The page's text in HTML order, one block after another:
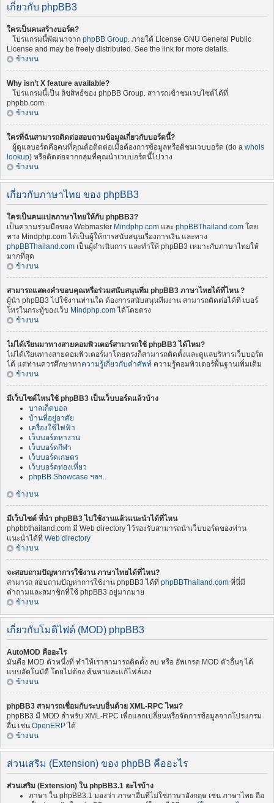
เกี่ยวกับ phpBB3
ใครเป็นคนสร้างบอร์ด?
โปรแกรมนี้พัฒนาจาก phpBB Group. ภายใต้ License GNU General Public
License and may be freely distributed. See the link for more details.
ข้างบน
Why isn’t X feature available?
โปรแกรมนี้เป็น ลิขสิทธ์ของ phpBB Group. สาารถเข้าชมเวบไซต์ได้ที่
phpbb.com.
ข้างบน
ใครที่ฉันสามารถติดต่อสอบถามข้อมูลเกี่ยวกับบอร์ดนี้?
ผู้ดูแลบอร์ดคือคนที่คุณต้อติดต่อเมื่อต้องการข้อมูลหรือติชมเวบบอร์ด (do a whois
lookup) หรือติดต่อจากกลุ่มที่คุณนำเวบบอร์ดนี้ไปวาง
ข้างบน
เกี่ยวกับภาษาไทย ของ phpBB3
ใครเป็นคนแปลภาษาไทยให้กับ phpBB3?
เป็นความร่วมมือของ Webmaster Mindphp.com และ phpBBThailand.com โดย
ทาง Mindphp.com ได้เป็นผู้ให้การสนับสนุนเรื่องการเงิน และทาง
phpBBThailand.com เป็นผู้ดำเนินการ และทำให้ phpBB3 เหมาะกับภาษาไทยให้
มากที่สุด
ข้างบน
สามารถแสดงคำขอบคุณหรือร่วมสนับสนุนทีม phpBB3 ภาษาไทยได้ที่ไหน ?
ผู้นำ phpBB3 ไปใช้งานท่านใด ต้องการสนับสนุนทีมงาน สามารถติดต่อได้ที่ เบอร์
โทรในกระทู้ของเว็บ Mindphp.com ได้โดยตรง
ข้างบน
ไม่ได้เรียนมาทางสายคอมพิวเตอร์สามารถใช้ phpBB3 ได้ไหม?
ไม่ได้เรียนทางสายคอมพิวเตอร์มาโดยตรงก็สามารถติดตั้งและดูแลบริหารเว็บบอร์ด
ได้ แต่ท่านควรศึกษาหาความรู้เกี่ยวกับคำศัพท์ ความรู้คอมพิวเตอร์พื้นฐานเพิ่มเติม
ข้างบน
มีเว็บไซต์ไหนใช้ phpBB3 เป็นเว็บบอร์ดแล้วบ้าง
บาลเก็ตบอล
บ้านที่อยู่อาศัย
เครื่องใช้ไฟฟ้า
เว็บบอร์ดหางาน
เว็บบอร์ดกีฬา
เว็บบอร์ดเกษตร
เว็บบอร์ดท่องเที่ยว
phpBB Showcase ฯลฯ..
ข้างบน
มีเว็บไซต์ ที่นำ phpBB3 ไปใช้งานแล้วแนะนำได้ที่ไหน
phpbbthailand.com มี Web directory ไว้รองรับสามารถนำเว็บบอร์ดของท่าน
แนะนำได้ที่ Web directory
ข้างบน
จะสอบถามปัญหาการใช้งาน ภาษาไทยได้ที่ไหน?
สามารถ สอบถามปัญหาการใช้งาน phpBB3 ได้ที่ phpBBThailand.com ที่นี่มี
คำถามและสมาชิกที่ใช้ phpBB3 อยู่มากมาย
ข้างบน
เกี่ยวกับโมดิไฟด์ (MOD) phpBB3
AutoMOD คืออะไร
มันคือ MOD ตัวหนึ่งที่ ทำให้เราสามารถติดตั้ง ลบ หรือ อัพเกรด MOD ตัวอื่นๆ ได้
แบบอัตโนมัตื โดยไม่ต้อง ค้นหาและแก้ไฟล์เอง
ข้างบน
phpBB3 สามารถเชื่อมกับระบบอื่นด้วย XML-RPC ไหม?
phpBB3 มี MOD สำหรับ XML-RPC เพื่อแลกเปลี่ยนหรือจัดการข้อมูลจากโปรแกรม
อื่น เช่น OpenERP ได้
ข้างบน
ส่วนเสริม (Extension) ของ phpBB คืออะไร
ส่วนเสริม (Extension) ใน phpBB3.1 อะไรบ้าง
ภาษา ใน phpBB3.1 มองว่า ภาษาอื่นที่ไม่ใช่ภาษาอังกฤษ เช่น ภาษาไทย ถือ